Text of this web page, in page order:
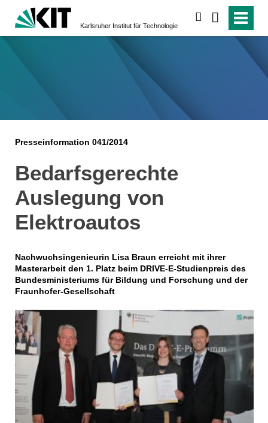
Karlsruher Institut für Technologie
Presseinformation 041/2014
Bedarfsgerechte
Auslegung von
Elektroautos
Nachwuchsingenieurin Lisa Braun erreicht mit ihrer
Masterarbeit den 1. Platz beim DRIVE-E-Studienpreis des
Bundesministeriums für Bildung und Forschung und der
Fraunhofer-Gesellschaft